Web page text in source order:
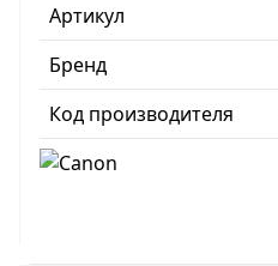
Артикул
Бренд
Код производителя